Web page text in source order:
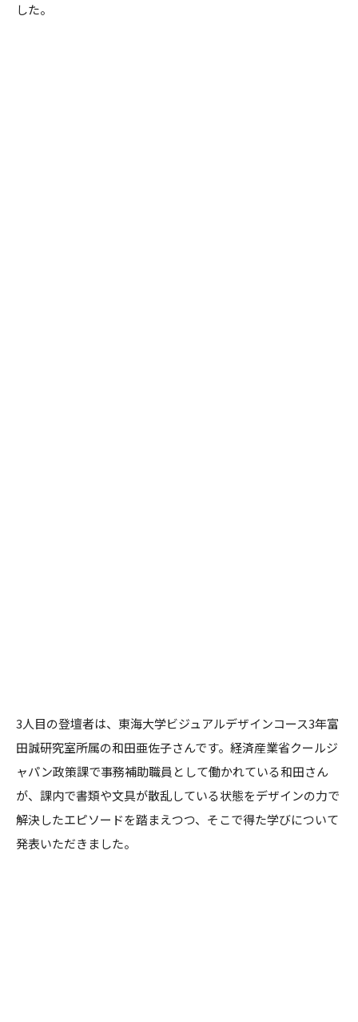
した。
3人目の登壇者は、東海大学ビジュアルデザインコース3年富
田誠研究室所属の和田亜佐子さんです。経済産業省クールジ
ャパン政策課で事務補助職員として働かれている和田さん
が、課内で書類や文具が散乱している状態をデザインの力で
解決したエピソードを踏まえつつ、そこで得た学びについて
発表いただきました。